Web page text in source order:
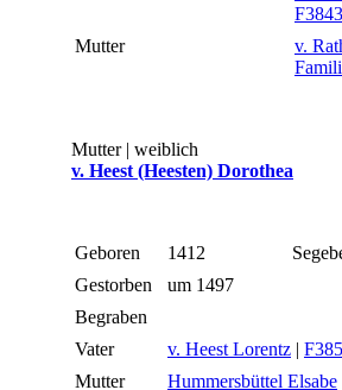
Mutter
v.
Mutter | weiblich
v. Heest (Heesten) Dorothea
Geboren 1412
Gestorben
um 1497
Begraben
Vater
v. Heest Lorentz |
Mutter
Hummersbüttel Elsabe